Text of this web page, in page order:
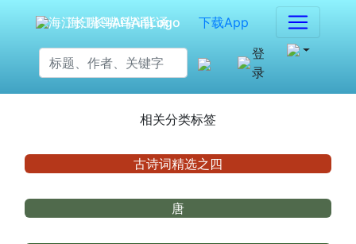
海江长嘴鸟Ai背诵
下载App
登
录
相关分类标签
古诗词精选之四
唐